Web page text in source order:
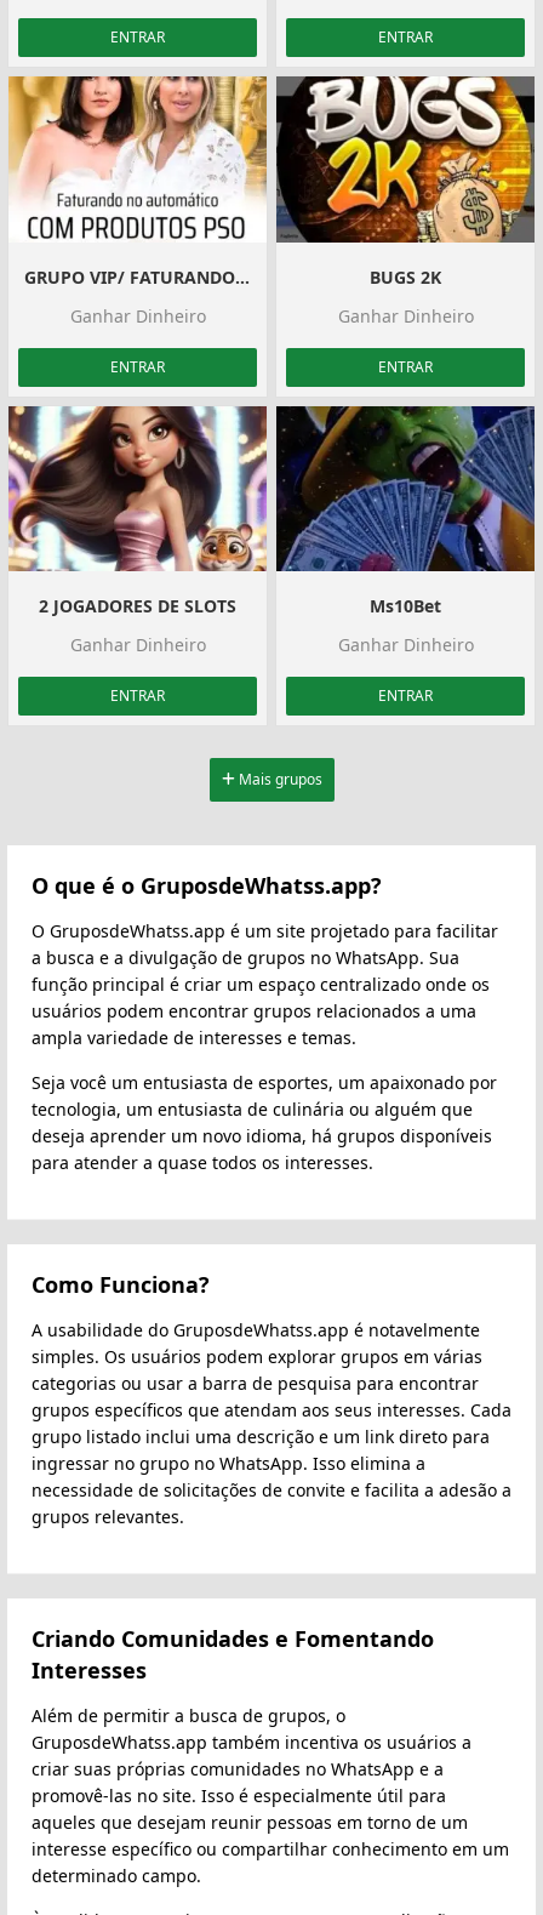
ENTRAR ENTRAR
GRUPO VIP/ FATURANDO NO AUTOMÁTICO!
Ganhar Dinheiro
ENTRAR
BUGS 2K
Ganhar Dinheiro
ENTRAR
2 JOGADORES DE SLOTS
Ganhar Dinheiro
ENTRAR
️Ms10Bet️
Ganhar Dinheiro
ENTRAR
Mais grupos
O que é o GruposdeWhatss.app?
O GruposdeWhatss.app é um site projetado para facilitar
a busca e a divulgação de grupos no WhatsApp. Sua
função principal é criar um espaço centralizado onde os
usuários podem encontrar grupos relacionados a uma
ampla variedade de interesses e temas.
Seja você um entusiasta de esportes, um apaixonado por
tecnologia, um entusiasta de culinária ou alguém que
deseja aprender um novo idioma, há grupos disponíveis
para atender a quase todos os interesses.
Como Funciona?
A usabilidade do GruposdeWhatss.app é notavelmente
simples. Os usuários podem explorar grupos em várias
categorias ou usar a barra de pesquisa para encontrar
grupos específicos que atendam aos seus interesses. Cada
grupo listado inclui uma descrição e um link direto para
ingressar no grupo no WhatsApp. Isso elimina a
necessidade de solicitações de convite e facilita a adesão a
grupos relevantes.
Criando Comunidades e Fomentando
Interesses
Além de permitir a busca de grupos, o
GruposdeWhatss.app também incentiva os usuários a
criar suas próprias comunidades no WhatsApp e a
promovê-las no site. Isso é especialmente útil para
aqueles que desejam reunir pessoas em torno de um
interesse específico ou compartilhar conhecimento em um
determinado campo.